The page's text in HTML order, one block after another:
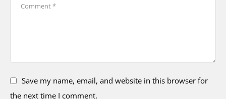
Save my name, email, and website in this browser for
the next time I comment.